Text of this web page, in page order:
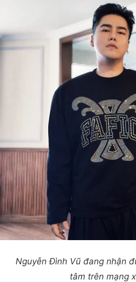
Nguyễn Đình Vũ đang nhận
tâm trên mạng